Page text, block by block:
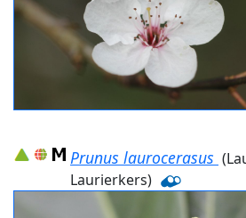
Prunus laurocerasus
Laurierkers)